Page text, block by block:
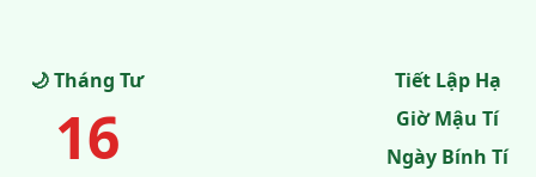
🌙 Tháng Tư
16
Tiết Lập Hạ
Giờ Mậu Tí
Ngày Bính Tí